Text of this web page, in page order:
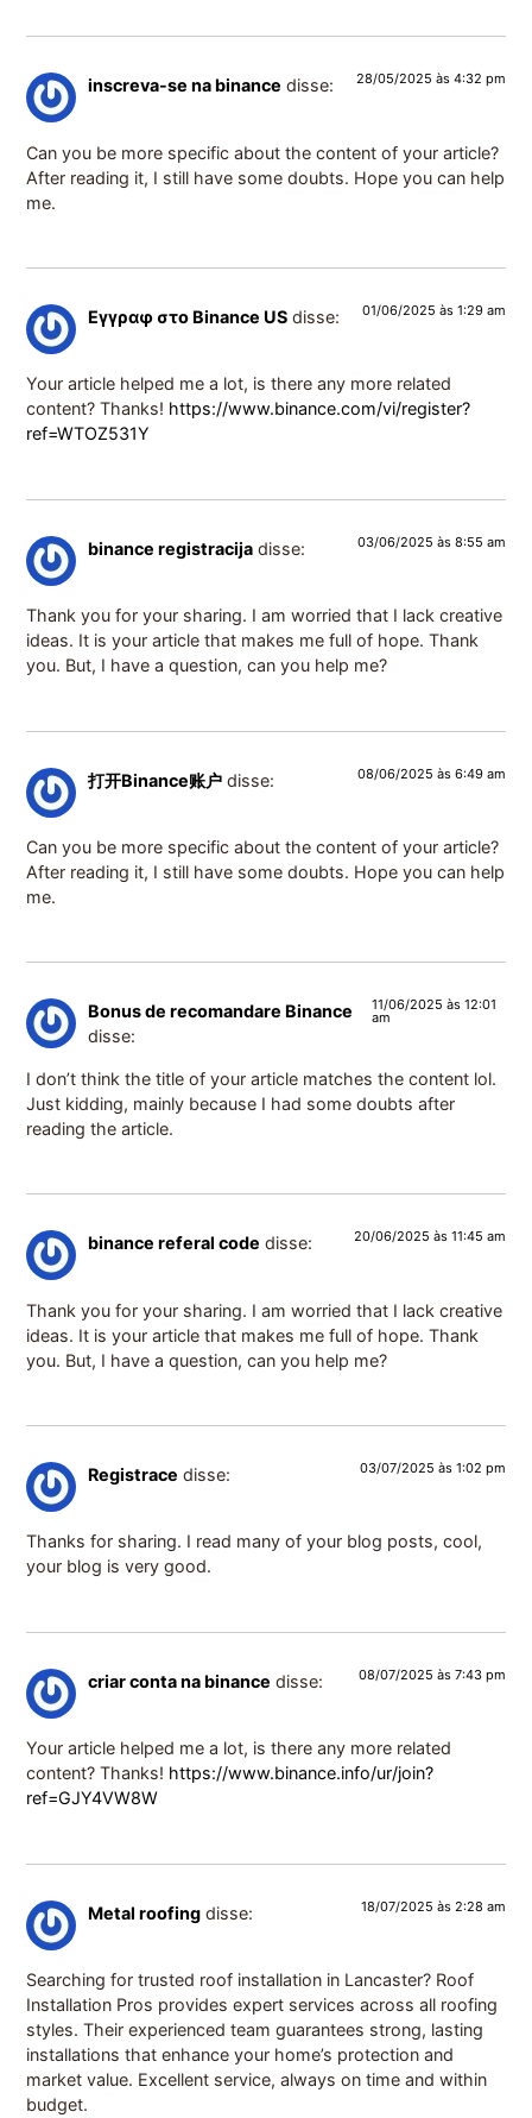
inscreva-se na binance disse: 28/05/2025 às 4:32 pm
Can you be more specific about the content of your article?
After reading it, I still have some doubts. Hope you can help
me.
Εγγραφ στο Binance US disse: 01/06/2025 às 1:29 am
Your article helped me a lot, is there any more related
content? Thanks! https://www.binance.com/vi/register?
ref=WTOZ531Y
binance registracija disse: 03/06/2025 às 8:55 am
Thank you for your sharing. I am worried that I lack creative
ideas. It is your article that makes me full of hope. Thank
you. But, I have a question, can you help me?
打开Binance账户 disse: 08/06/2025 às 6:49 am
Can you be more specific about the content of your article?
After reading it, I still have some doubts. Hope you can help
me.
Bonus de recomandare Binance
disse:
11/06/2025 às 12:01
am
I don’t think the title of your article matches the content lol.
Just kidding, mainly because I had some doubts after
reading the article.
binance referal code disse: 20/06/2025 às 11:45 am
Thank you for your sharing. I am worried that I lack creative
ideas. It is your article that makes me full of hope. Thank
you. But, I have a question, can you help me?
Registrace disse: 03/07/2025 às 1:02 pm
Thanks for sharing. I read many of your blog posts, cool,
your blog is very good.
criar conta na binance disse: 08/07/2025 às 7:43 pm
Your article helped me a lot, is there any more related
content? Thanks! https://www.binance.info/ur/join?
ref=GJY4VW8W
Metal roofing disse: 18/07/2025 às 2:28 am
Searching for trusted roof installation in Lancaster? Roof
Installation Pros provides expert services across all roofing
styles. Their experienced team guarantees strong, lasting
installations that enhance your home’s protection and
market value. Excellent service, always on time and within
budget.